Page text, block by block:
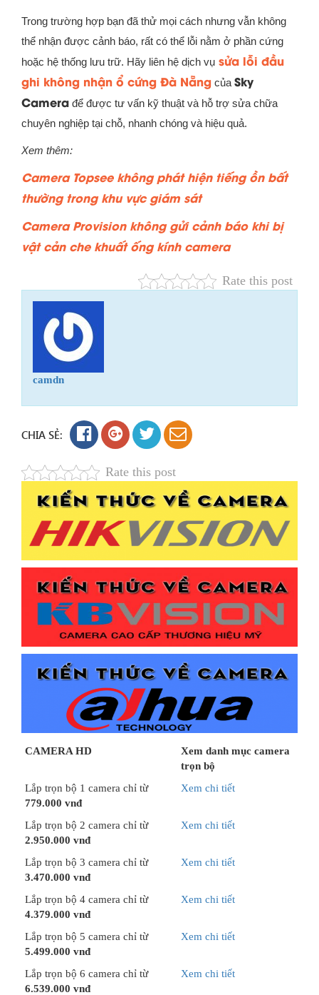
Trong trường hợp bạn đã thử mọi cách nhưng vẫn không
thể nhận được cảnh báo, rất có thể lỗi nằm ở phần cứng
hoặc hệ thống lưu trữ. Hãy liên hệ dịch vụ sửa lỗi đầu
ghi không nhận ổ cứng Đà Nẵng của Sky
Camera để được tư vấn kỹ thuật và hỗ trợ sửa chữa
chuyên nghiệp tại chỗ, nhanh chóng và hiệu quả.
Xem thêm:
Camera Topsee không phát hiện tiếng ồn bất
thường trong khu vực giám sát
Camera Provision không gửi cảnh báo khi bị
vật cản che khuất ống kính camera
Rate this post
camdn
CHIA SẺ:
Rate this post
CAMERA HD
Xem danh mục camera
trọn bộ
Lắp trọn bộ 1 camera chỉ từ
779.000 vnđ
Xem chi tiết
Lắp trọn bộ 2 camera chỉ từ
2.950.000 vnđ
Xem chi tiết
Lắp trọn bộ 3 camera chỉ từ
3.470.000 vnđ
Xem chi tiết
Lắp trọn bộ 4 camera chỉ từ
4.379.000 vnđ
Xem chi tiết
Lắp trọn bộ 5 camera chỉ từ
5.499.000 vnđ
Xem chi tiết
Lắp trọn bộ 6 camera chỉ từ
6.539.000 vnđ
Xem chi tiết